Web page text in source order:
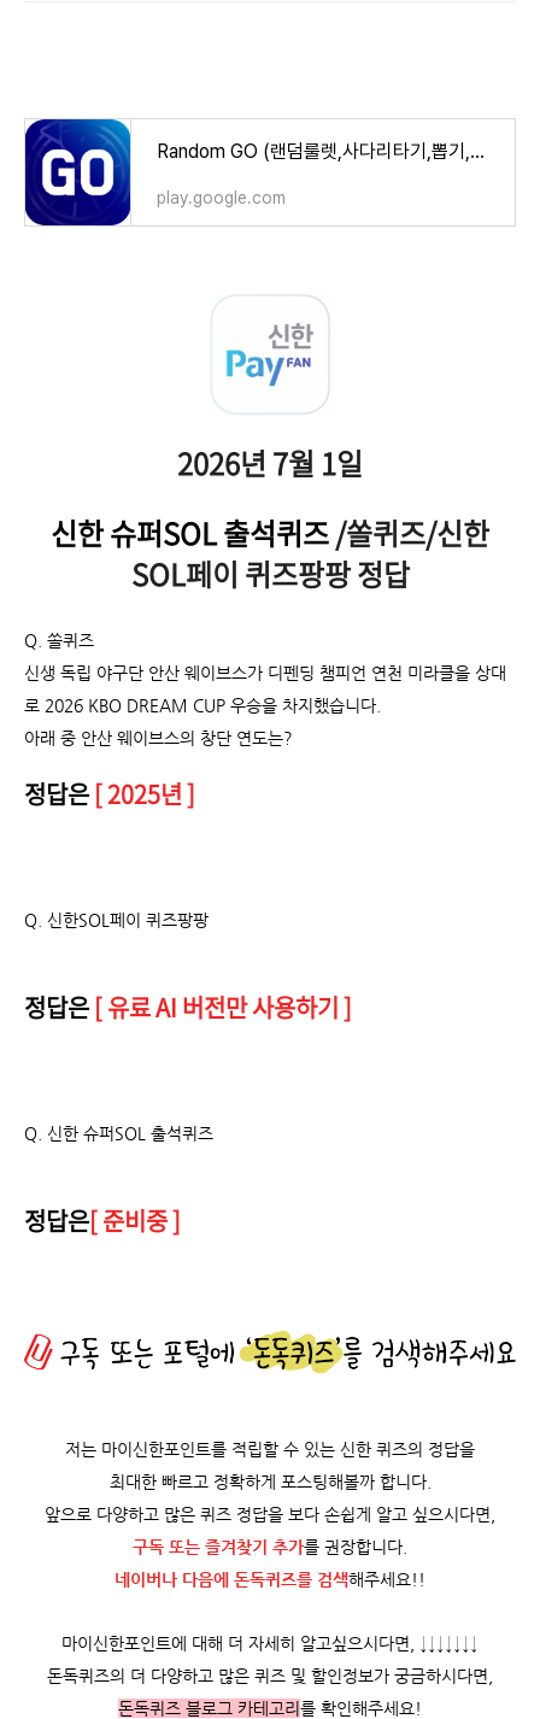
Random GO (랜덤룰렛,사다리타기,뽑기,복불복) - Google Play 앱
play.google.com
2026년 7월 1일
신한 슈퍼SOL 출석퀴즈/쏠퀴즈/신한
SOL페이 퀴즈팡팡 정답
Q. 쏠퀴즈
신생 독립 야구단 안산 웨이브스가 디펜딩 챔피언 연천 미라클을 상대
로 2026 KBO DREAM CUP 우승을 차지했습니다.
아래 중 안산 웨이브스의 창단 연도는?
정답은 [ 2025년 ]
Q. 신한SOL페이 퀴즈팡팡
정답은 [ 유료 AI 버전만 사용하기 ]
Q. 신한 슈퍼SOL 출석퀴즈
정답은[ 준비중 ]
저는 마이신한포인트를 적립할 수 있는 신한 퀴즈의 정답을
최대한 빠르고 정확하게 포스팅해볼까 합니다.
앞으로 다양하고 많은 퀴즈 정답을 보다 손쉽게 알고 싶으시다면,
구독 또는 즐겨찾기 추가를 권장합니다.
네이버나 다음에 돈독퀴즈를 검색해주세요!!
마이신한포인트에 대해 더 자세히 알고싶으시다면, ↓↓↓↓↓↓↓
돈독퀴즈의 더 다양하고 많은 퀴즈 및 할인정보가 궁금하시다면,
돈독퀴즈 블로그 카테고리를 확인해주세요!